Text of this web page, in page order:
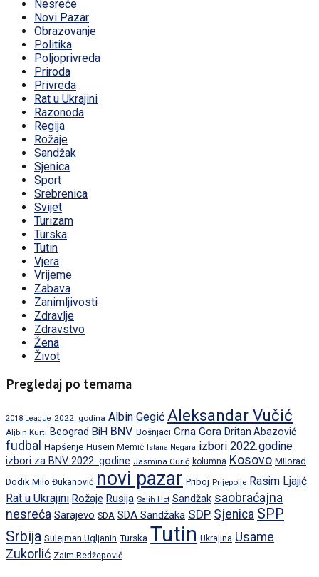
Nesreće
Novi Pazar
Obrazovanje
Politika
Poljoprivreda
Priroda
Privreda
Rat u Ukrajini
Razonoda
Regija
Rožaje
Sandžak
Sjenica
Sport
Srebrenica
Svijet
Turizam
Turska
Tutin
Vjera
Vrijeme
Zabava
Zanimljivosti
Zdravlje
Zdravstvo
Žena
Život
Pregledaj po temama
2018 League 2022. godina Albin Gegić Aleksandar Vučić
Aljbin Kurti Beograd BiH BNV Bošnjaci Crna Gora Dritan Abazović
fudbal Hapšenje Husein Memić Istana Negara izbori 2022.godine
izbori za BNV 2022. godine Jasmina Curić kolumna Kosovo Milorad
Dodik Milo Đukanović novi pazar Priboj Prijepolje Rasim Ljajić
Rat u Ukrajini Rožaje Rusija Salih Hot Sandžak saobraćajna
nesreća Sarajevo SDA SDA Sandžaka SDP Sjenica SPP
Srbija Sulejman Ugljanin Turska Tutin Ukrajina Usame
Zukorlić Zaim Redžepović